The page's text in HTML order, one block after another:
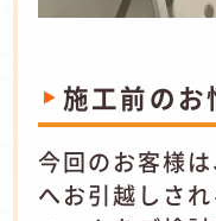
施工前のお
今回のお客様
へお引越しさ